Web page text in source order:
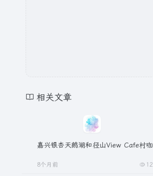
相关文章
嘉兴银杏天鹅湖和径山View Cafe村咖
8个月前 12